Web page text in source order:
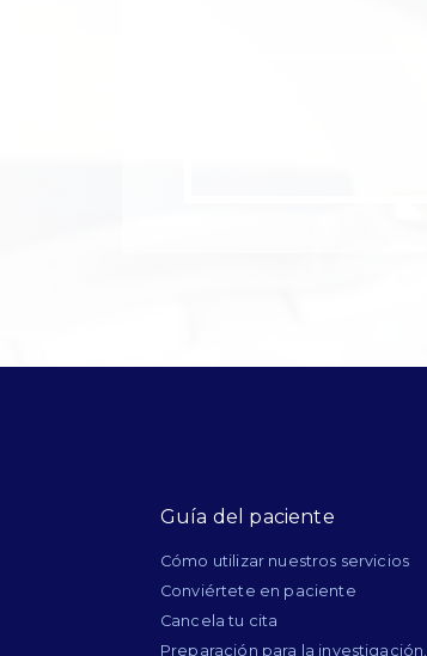
Guía del paciente
Cómo utilizar nuestros servicios
Conviértete en paciente
Cancela tu cita
Preparación para la investigación.